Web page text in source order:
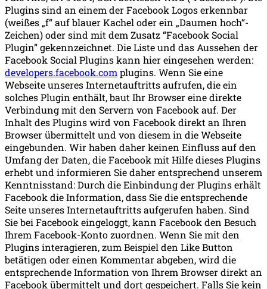
Plugins sind an einem der Facebook Logos erkennbar
(weißes „f“ auf blauer Kachel oder ein „Daumen hoch“-
Zeichen) oder sind mit dem Zusatz “Facebook Social
Plugin” gekennzeichnet. Die Liste und das Aussehen der
Facebook Social Plugins kann hier eingesehen werden:
developers.facebook.com plugins. Wenn Sie eine
Webseite unseres Internetauftritts aufrufen, die ein
solches Plugin enthält, baut Ihr Browser eine direkte
Verbindung mit den Servern von Facebook auf. Der
Inhalt des Plugins wird von Facebook direkt an Ihren
Browser übermittelt und von diesem in die Webseite
eingebunden. Wir haben daher keinen Einfluss auf den
Umfang der Daten, die Facebook mit Hilfe dieses Plugins
erhebt und informieren Sie daher entsprechend unserem
Kenntnisstand: Durch die Einbindung der Plugins erhält
Facebook die Information, dass Sie die entsprechende
Seite unseres Internetauftritts aufgerufen haben. Sind
Sie bei Facebook eingeloggt, kann Facebook den Besuch
Ihrem Facebook-Konto zuordnen. Wenn Sie mit den
Plugins interagieren, zum Beispiel den Like Button
betätigen oder einen Kommentar abgeben, wird die
entsprechende Information von Ihrem Browser direkt an
Facebook übermittelt und dort gespeichert. Falls Sie kein